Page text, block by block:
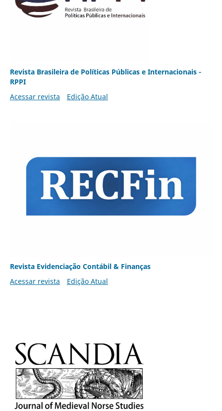
Revista Brasileira de Políticas Públicas e Internacionais -
RPPI
Acessar revista
Edição Atual
Revista Evidenciação Contábil & Finanças
Acessar revista
Edição Atual